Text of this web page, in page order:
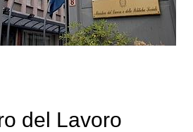
del Lavoro